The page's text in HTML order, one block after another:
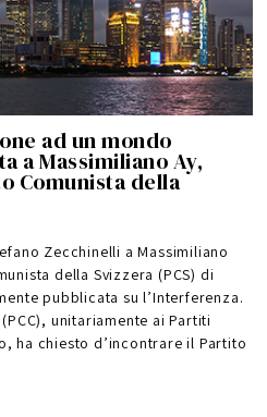
ad un mondo
a Massimiliano Ay,
Comunista della
Zecchinelli a Massimiliano
della Svizzera (PCS) di
pubblicata su l’Interferenza.
unitariamente ai Partiti
ha chiesto d’incontrare il Partito